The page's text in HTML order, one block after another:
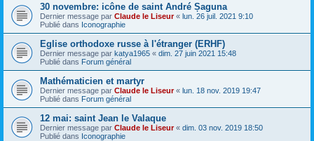
30 novembre: icône de saint André Șaguna
Dernier message par Claude le Liseur« lun. 26 juil. 2021 9:10
Publié dans Iconographie
Eglise orthodoxe russe à l'étranger (ERHF)
Dernier message par katya1965 « dim. 27 juin 2021 15:48
Publié dans Forum général
Mathématicien et martyr
Dernier message par Claude le Liseur« lun. 18 nov. 2019 19:47
Publié dans Forum général
12 mai: saint Jean le Valaque
Dernier message par Claude le Liseur« dim. 03 nov. 2019 18:50
Publié dans Iconographie